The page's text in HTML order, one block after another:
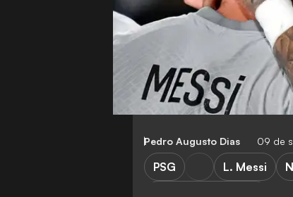
Pedro Augusto Dias 09 de
PSG L. Messi